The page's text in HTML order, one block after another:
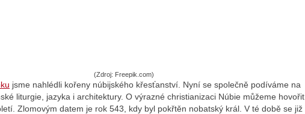
(Zdroj: Freepik.com)
jsme nahlédli kořeny núbijského křesťanství. Nyní se společně podíváme na
liturgie, jazyka i architektury. O výrazné christianizaci Núbie můžeme hovořit
Zlomovým datem je rok 543, kdy byl pokřtěn nobatský král. V té době se již